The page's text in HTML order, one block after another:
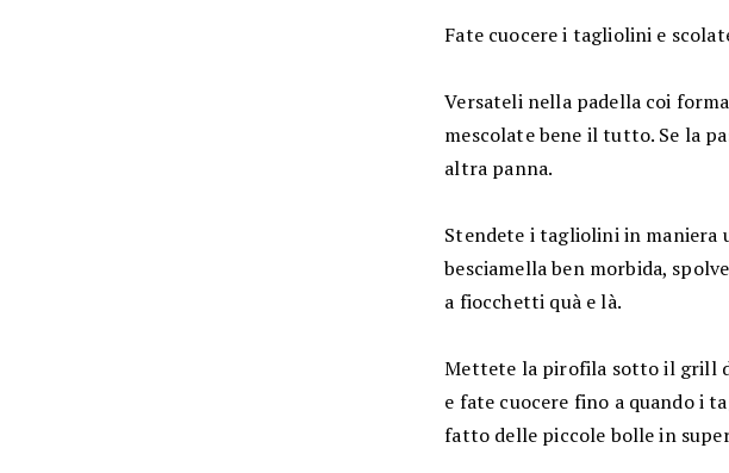
Fate cuocere i tagliolini e
Versateli nella padella coi
mescolate bene il tutto. Se la
altra panna.
Stendete i tagliolini in
besciamella ben morbida,
a fiocchetti quà e là.
Mettete la pirofila sotto il grill
e fate cuocere fino a quando i
fatto delle piccole bolle in